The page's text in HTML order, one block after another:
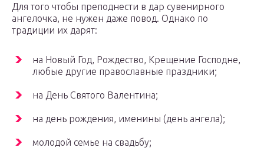
Для того чтобы преподнести в дар сувенирного
ангелочка, не нужен даже повод. Однако по
традиции их дарят:
на Новый Год, Рождество, Крещение Господне,
любые другие православные праздники;
на День Святого Валентина;
на день рождения, именины (день ангела);
молодой семье на свадьбу;